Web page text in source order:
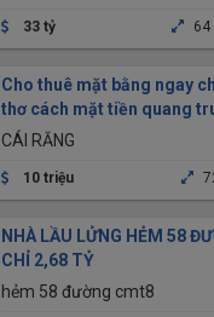
33 tỷ 64
Cho thuê mặt bằng ngay
thơ cách mặt tiền quang
CÁI RĂNG
10 triệu
NHÀ LẦU LỬNG HẺM 58
CHỈ 2,68 TỶ
hẻm 58 đường cmt8